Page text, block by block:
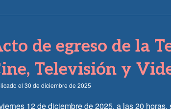
de egreso de la
Televisión y
el30 de diciembre de 2025
12 de diciembre de 2025, a las 20